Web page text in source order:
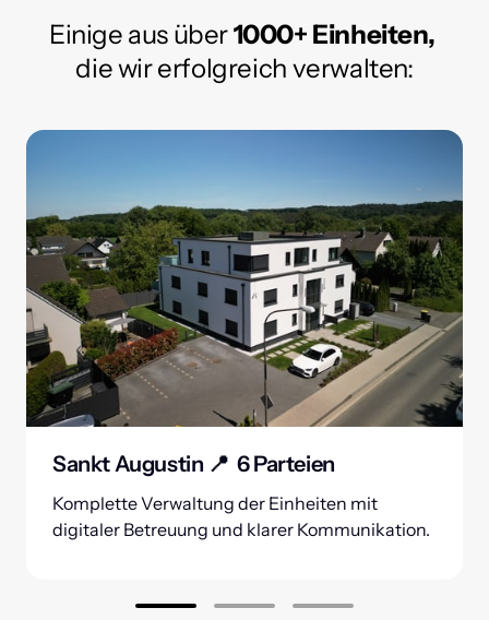
Einige aus über 1000+ Einheiten,
die wir erfolgreich verwalten:
Sankt Augustin 📍  6 Parteien
Komplette Verwaltung der Einheiten mit
digitaler Betreuung und klarer Kommunikation.